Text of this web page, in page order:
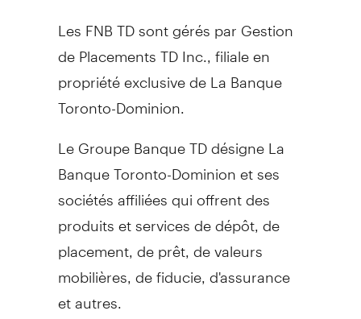
Les FNB TD sont gérés par Gestion
de Placements TD Inc., filiale en
propriété exclusive de La Banque
Toronto-Dominion.
Le Groupe Banque TDdésigne La
Banque Toronto-Dominion et ses
sociétés affiliées qui offrent des
produits et services de dépôt, de
placement, de prêt, de valeurs
mobilières, de fiducie, d'assurance
et autres.